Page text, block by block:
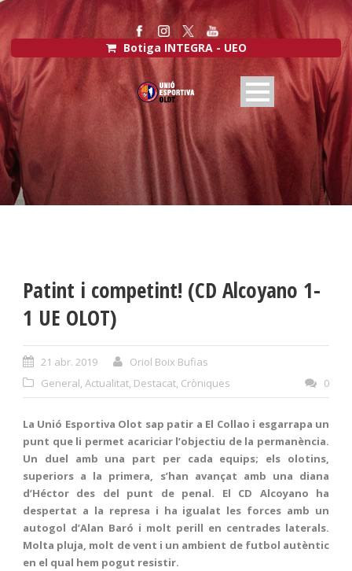
Botiga INTEGRA - UEO
Patint i competint! (CD Alcoyano 1-
1 UE OLOT)
21 abr. 2019
Oriol Boix Bufias
General, Actualitat, Destacat, Cròniques 0
La Unió Esportiva Olot sap patir a El Collao i esgarrapa un
punt que li permet acariciar l’objectiu de la permanència.
Un duel amb una part per cada equips; els olotins,
superiors a la primera, s’han avançat amb una diana
d’Héctor des del punt de penal. El CD Alcoyano ha
despertat a la represa i ha igualat les forces amb un
autogol d’Alan Baró i molt perill en centrades laterals.
Molta pluja, molt de vent i un ambient de futbol autèntic
en el qual hem pogut resistir.